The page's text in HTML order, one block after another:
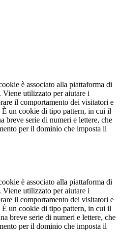
è associato alla piattaforma di
utilizzato per aiutare i
il comportamento dei visitatori e
È un cookie di tipo pattern, in cui il
breve serie di numeri e lettere, che
per il dominio che imposta il
è associato alla piattaforma di
utilizzato per aiutare i
il comportamento dei visitatori e
È un cookie di tipo pattern, in cui il
breve serie di numeri e lettere, che
per il dominio che imposta il